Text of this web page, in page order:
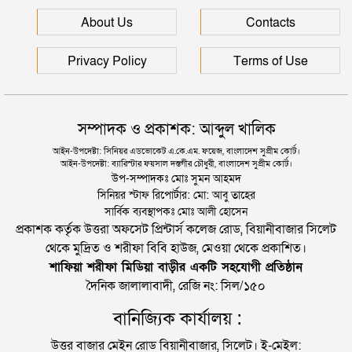
জৈন্তাপুরে বাস চাপায় বৃদ্ধ নিহত, সড়ক অবরোধ
About Us Contacts
Privacy Policy Terms of Use
সম্পাদক ও প্রকাশক: আব্দুল খালিক
আইন-উপদেষ্টা: সিনিয়র এডভোকেট এ.কে.এম. ফয়েজ, বাংলাদেশ সুপ্রীম কোর্ট।
আইন-উপদেষ্টা: ব্যারিস্টার ফয়সাল দস্তগীর চৌধুরী, বাংলাদেশ সুপ্রীম কোর্ট।
উপ-সম্পাদকঃ মোঃ সুমন আহমদ
সিনিয়র স্টাফ রিপোর্টার: মো: আবু তাহের
সার্বিক ব্যবস্থাপকঃ মোঃ আলী হোসেন
প্রকাশক কর্তৃক উত্তরা অফসেট প্রিন্টার্স কলেজ রোড, বিয়ানীবাজার সিলেট
থেকে মুদ্রিত ও শরীফা বিবি হাউজ, মেওয়া থেকে প্রকাশিত।
শাফিয়া শরীফা মিডিয়া বাড়ীর একটি সহযোগী প্রতিষ্ঠান
দৈনিক জালালাবাদী, রেজি নং: সিল/১৫০
বানিজ্যিক কার্যালয় :
উত্তর বাজার মেইন রোড বিয়ানীবাজার, সিলেট। ই-মেইল: